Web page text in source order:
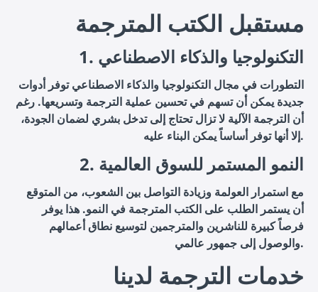
مستقبل الكتب المترجمة
1. التكنولوجيا والذكاء الاصطناعي
التطورات في مجال التكنولوجيا والذكاء الاصطناعي توفر أدوات
جديدة يمكن أن تسهم في تحسين عملية الترجمة وتسريعها. رغم
أن الترجمة الآلية لا تزال تحتاج إلى تدخل بشري لضمان الجودة،
إلا أنها توفر أساساً يمكن البناء عليه.
2. النمو المستمر للسوق العالمية
مع استمرار العولمة وزيادة التواصل بين الشعوب، من المتوقع
أن يستمر الطلب على الكتب المترجمة في النمو. هذا يوفر
فرصاً كبيرة للناشرين والمترجمين لتوسيع نطاق أعمالهم
والوصول إلى جمهور عالمي.
خدمات الترجمة لدينا